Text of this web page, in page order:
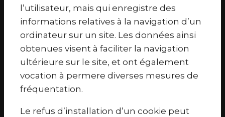
l’utilisateur, mais qui enregistre des
informations relatives à la navigation d’un
ordinateur sur un site. Les données ainsi
obtenues visent à faciliter la navigation
ultérieure sur le site, et ont également
vocation à permere diverses mesures de
fréquentation.
Le refus d’installation d’un cookie peut